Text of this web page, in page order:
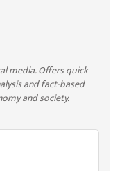
media. Offers quick
and fact-based
and society.